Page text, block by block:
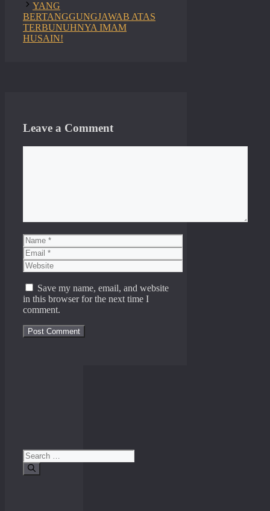
YANG
BERTANGGUNGJAWAB ATAS
TERBUNUHNYA IMAM
HUSAIN!
Leave a Comment
Name
Email
Website
Save my name, email, and website
in this browser for the next time I
comment.
Search
for: